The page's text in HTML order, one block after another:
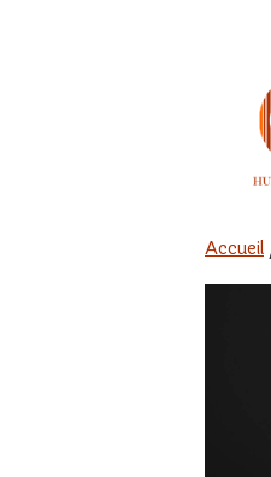
contenu
Accueil